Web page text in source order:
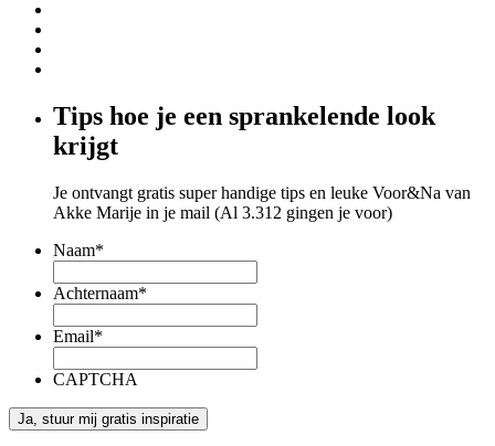
Tips hoe je een sprankelende look
krijgt
Je ontvangt gratis super handige tips en leuke Voor&Na van
Akke Marije in je mail (Al 3.312 gingen je voor)
Naam*
Achternaam*
Email*
CAPTCHA